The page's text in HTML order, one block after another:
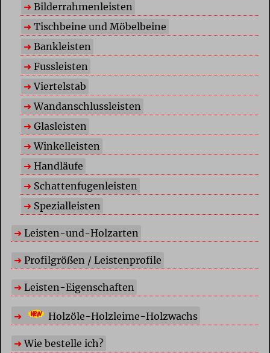
Bilderrahmenleisten
Tischbeine und Möbelbeine
Bankleisten
Fussleisten
Viertelstab
Wandanschlussleisten
Glasleisten
Winkelleisten
Handläufe
Schattenfugenleisten
Spezialleisten
Leisten-und-Holzarten
Profilgrößen / Leistenprofile
Leisten-Eigenschaften
Holzöle-Holzleime-Holzwachs
Wie bestelle ich?